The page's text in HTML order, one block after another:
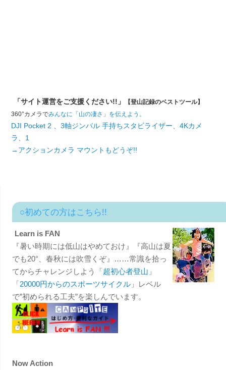
「サイト運営をご支援ください!!」
【登山記録のベストツール】
360°カメラでみんなに「山の凄さ」を伝えよう。
DJI Pocket 2 、3軸ジンバル 手持ちスタビライザー、4Kカメ
ラ、1
→アクションカメラ マウントもどうぞ!!
○初めての方はこちら!!
Learn is FAN
『暑い時期には低山はやめておけ』『高山は夏
でも20°、春秋には吹雪くぞ』……常識を拾っ
てからチャレンジしよう「 超初心者登山 」
「 20000円からのスポーツサイクル」レベル
で”初められる工夫”を楽しんでいます。
Now Action